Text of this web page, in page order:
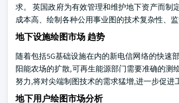
求。 英国政府为有效管理和维护地下资产而制
成本高、绘制各种公用事业图的技术复杂性、
地下设施绘图市场 趋势
随着包括5G基础设施在内的新电信网络的快速
阳能农场的扩散,可再生能源部门需要准确的测
努力,将对尖端制图技术的需求猛增,进一步促进
地下用户绘图市场分析